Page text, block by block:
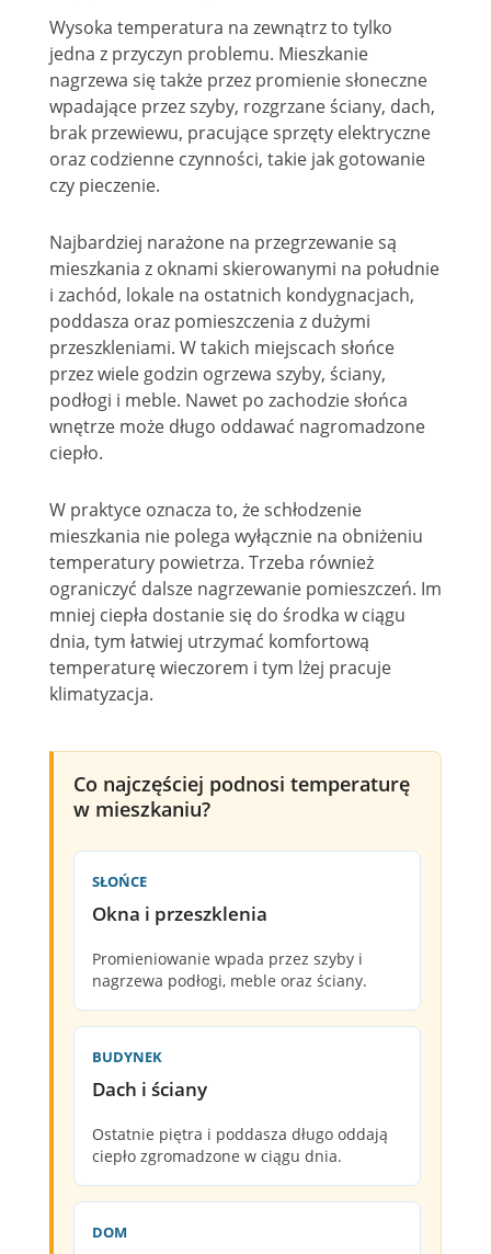
Wysoka temperatura na zewnątrz to tylko
jedna z przyczyn problemu. Mieszkanie
nagrzewa się także przez promienie słoneczne
wpadające przez szyby, rozgrzane ściany, dach,
brak przewiewu, pracujące sprzęty elektryczne
oraz codzienne czynności, takie jak gotowanie
czy pieczenie.
Najbardziej narażone na przegrzewanie są
mieszkania z oknami skierowanymi na południe
i zachód, lokale na ostatnich kondygnacjach,
poddasza oraz pomieszczenia z dużymi
przeszkleniami. W takich miejscach słońce
przez wiele godzin ogrzewa szyby, ściany,
podłogi i meble. Nawet po zachodzie słońca
wnętrze może długo oddawać nagromadzone
ciepło.
W praktyce oznacza to, że schłodzenie
mieszkania nie polega wyłącznie na obniżeniu
temperatury powietrza. Trzeba również
ograniczyć dalsze nagrzewanie pomieszczeń. Im
mniej ciepła dostanie się do środka w ciągu
dnia, tym łatwiej utrzymać komfortową
temperaturę wieczorem i tym lżej pracuje
klimatyzacja.
Co najczęściej podnosi temperaturę
w mieszkaniu?
SŁOŃCE
Okna i przeszklenia
Promieniowanie wpada przez szyby i
nagrzewa podłogi, meble oraz ściany.
BUDYNEK
Dach i ściany
Ostatnie piętra i poddasza długo oddają
ciepło zgromadzone w ciągu dnia.
DOM